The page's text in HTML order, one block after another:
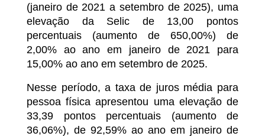
(janeiro de 2021 a setembro de 2025), uma
elevação da Selic de 13,00 pontos
percentuais (aumento de 650,00%) de
2,00% ao ano em janeiro de 2021 para
15,00% ao ano em setembro de 2025.
Nesse período, a taxa de juros média para
pessoa física apresentou uma elevação de
33,39 pontos percentuais (aumento de
36,06%), de 92,59% ao ano em janeiro de